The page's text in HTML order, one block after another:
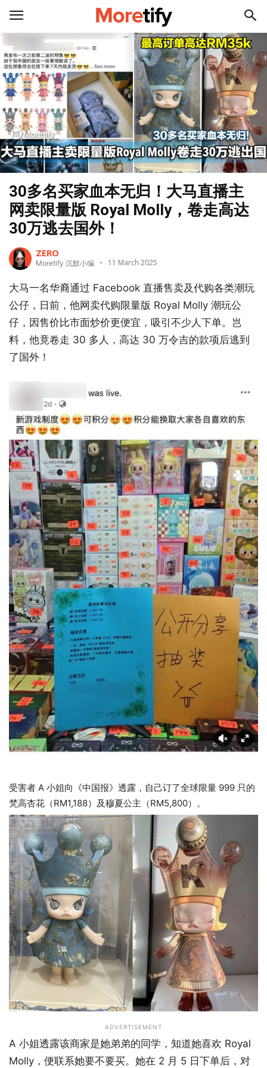
30多名买家血本无归！大马直播主
网卖限量版 Royal Molly，卷走高达
30万逃去国外！
ZERO
Moretify 沉默小编 11 March 2025
大马一名华裔通过 Facebook 直播售卖及代购各类潮玩
公仔，日前，他网卖代购限量版 Royal Molly 潮玩公
仔，因售价比市面炒价更便宜，吸引不少人下单。岂
料，他竟卷走 30 多人，高达 30 万令吉的款项后逃到
了国外！
受害者 A 小姐向《中国报》透露，自己订了全球限量 999 只的
梵高杏花（RM1,188）及穆夏公主（RM5,800）。
ADVERTISEMENT
A 小姐透露该商家是她弟弟的同学，知道她喜欢 Royal
Molly，便联系她要不要买。她在 2 月 5 日下单后，对